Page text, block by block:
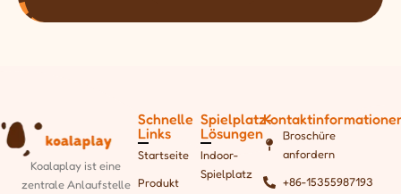
Koalaplay ist eine
zentrale Anlaufstelle
Schnelle
Links
Startseite
Produkt
Spielplatz-
Lösungen
Indoor-
Spielplatz
Broschüre
anfordern
+86-15355987193